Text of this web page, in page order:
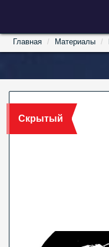
Главная Материалы
Скрытый